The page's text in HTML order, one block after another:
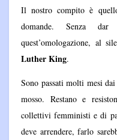
Il nostro compito è
domande. Senza
quest’omologazione, al
Luther King.
Sono passati molti mesi
mosso. Restano e
collettivi femministi e di
deve arrendere, farlo